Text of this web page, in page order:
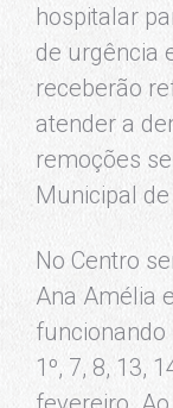
hospitalar
de urgência
receberão
atender a
remoções
Municipal
No Centro
Ana Amélia
funcionando
1º, 7, 8, 13,